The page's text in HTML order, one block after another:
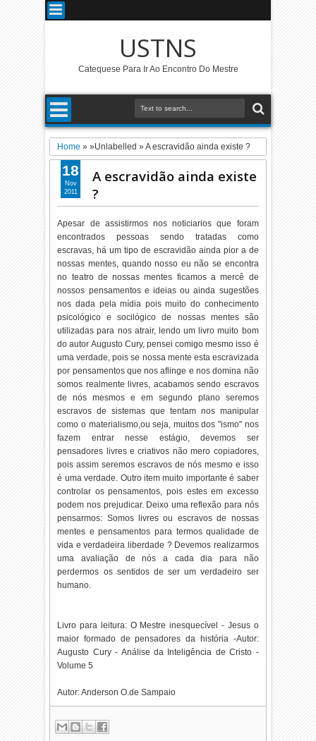
USTNS
Catequese Para Ir Ao Encontro Do Mestre
Home » »Unlabelled »A escravidão ainda existe ?
A escravidão ainda existe
?
Apesar de assistirmos nos noticiarios que foram
encontrados pessoas sendo tratadas como
escravas, há um tipo de escravidão ainda pior a de
nossas mentes, quando nosso eu não se encontra
no teatro de nossas mentes ficamos a mercê de
nossos pensamentos e ideias ou ainda sugestões
nos dada pela mídia pois muito do conhecimento
psicológico e socilógico de nossas mentes são
utilizadas para nos atrair, lendo um livro muito bom
do autor Augusto Cury, pensei comigo mesmo isso é
uma verdade, pois se nossa mente esta escravizada
por pensamentos que nos aflinge e nos domina não
somos realmente livres, acabamos sendo escravos
de nós mesmos e em segundo plano seremos
escravos de sistemas que tentam nos manipular
como o materialismo,ou seja, muitos dos "ismo" nos
fazem entrar nesse estágio, devemos ser
pensadores livres e criativos não mero copiadores,
pois assim seremos escravos de nós mesmo e isso
é uma verdade. Outro item muito importante é saber
controlar os pensamentos, pois estes em excesso
podem nos prejudicar. Deixo uma reflexão para nós
pensarmos: Somos livres ou escravos de nossas
mentes e pensamentos para termos qualidade de
vida e verdadeira liberdade ? Devemos realizarmos
uma avaliação de nós a cada dia para não
perdermos os sentidos de ser um verdadeiro ser
humano.
Livro para leitura: O Mestre inesquecível - Jesus o
maior formado de pensadores da história -Autor:
Augusto Cury - Análise da Inteligência de Cristo -
Volume 5
Autor: Anderson O.de Sampaio
18
Nov
2011